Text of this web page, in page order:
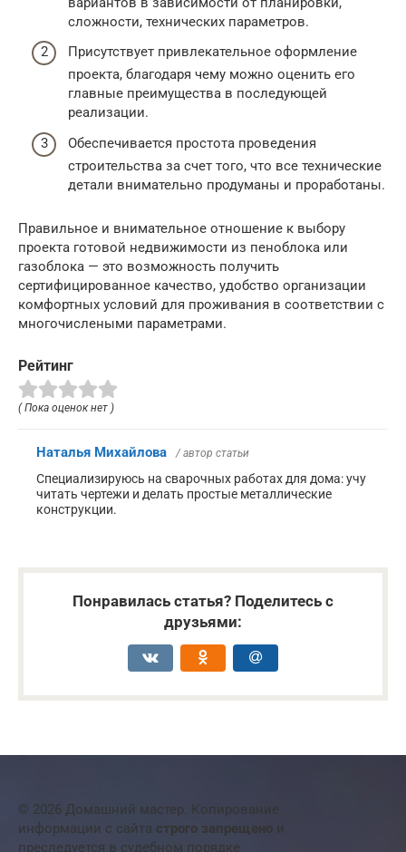
сложности, технических параметров.
Присутствует привлекательное оформление
проекта, благодаря чему можно оценить его
главные преимущества в последующей
реализации.
Обеспечивается простота проведения
строительства за счет того, что все технические
детали внимательно продуманы и проработаны.
Правильное и внимательное отношение к выбору
проекта готовой недвижимости из пеноблока или
газоблока — это возможность получить
сертифицированное качество, удобство организации
комфортных условий для проживания в соответствии с
многочислеными параметрами.
Рейтинг
( Пока оценок нет )
Наталья Михайлова / автор статьи
Специализируюсь на сварочных работах для дома: учу
читать чертежи и делать простые металлические
конструкции.
Понравилась статья? Поделитесь с
друзьями:
© 2026 Домашний мастер. Копирование
информации с сайта строго запрещено и
преследуется в судебном порядке